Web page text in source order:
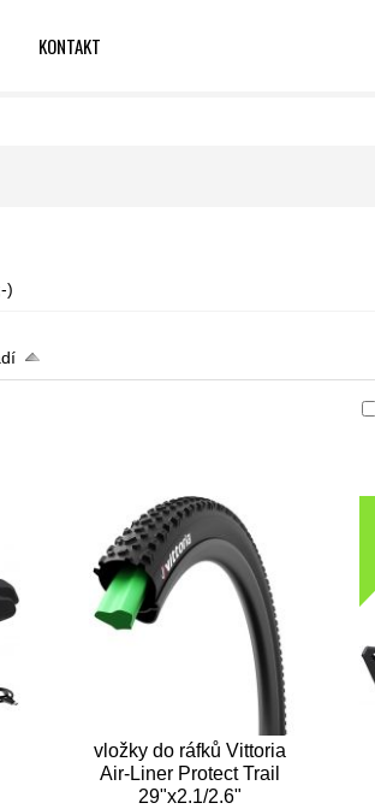
KONTAKT
)
vložky do ráfků Vittoria
Air-Liner Protect Trail
29"x2.1/2.6"